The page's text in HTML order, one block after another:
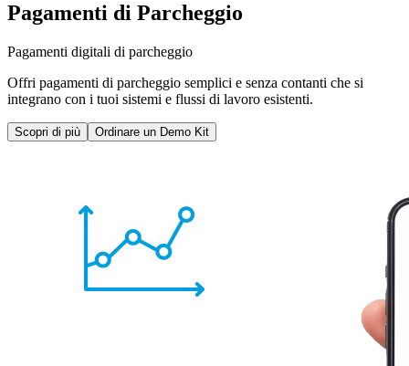
Pagamenti di Parcheggio
Pagamenti digitali di parcheggio
Offri pagamenti di parcheggio semplici e senza contanti che si
integrano con i tuoi sistemi e flussi di lavoro esistenti.
Scopri di più Ordinare un Demo Kit